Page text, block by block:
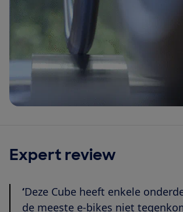
Expert review
‘Deze Cube heeft enkele
de meeste e-bikes niet